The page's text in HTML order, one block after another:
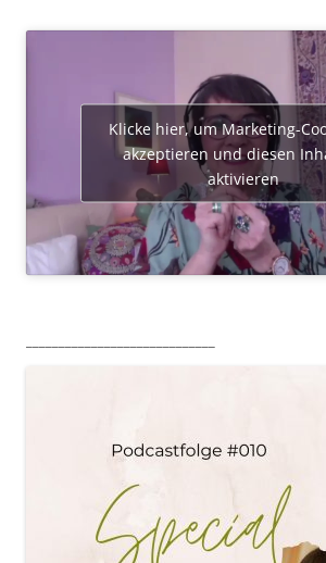
Klicke hier, um Marketing-
akzeptieren und diesen
aktivieren